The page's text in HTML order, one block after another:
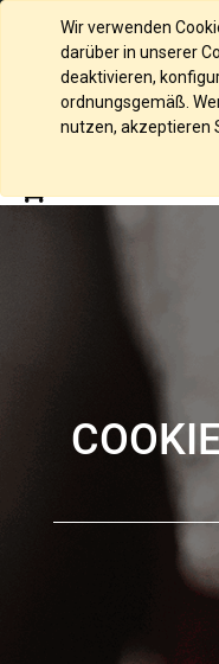
Wir verwenden
darüber in unserer
deaktivieren,
ordnungsgemäß.
nutzen, akzeptieren